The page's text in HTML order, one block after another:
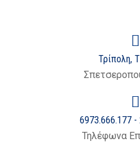
Τρίπολη,
6973.666.177 -
Τηλέφωνα